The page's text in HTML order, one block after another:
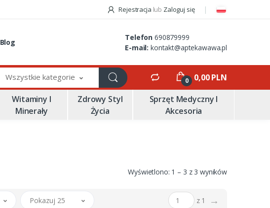
Rejestracja lub Zaloguj się
Blog
Telefon 690879999
E-mail: kontakt@aptekawawa.pl
Wszystkie kategorie 0 0,00 PLN
Witaminy I
Minerały
Zdrowy Styl
Życia
Sprzęt Medyczny I
Akcesoria
Wyświetlono: 1 – 3 z 3 wyników
Pokazuj 25 z 1 →